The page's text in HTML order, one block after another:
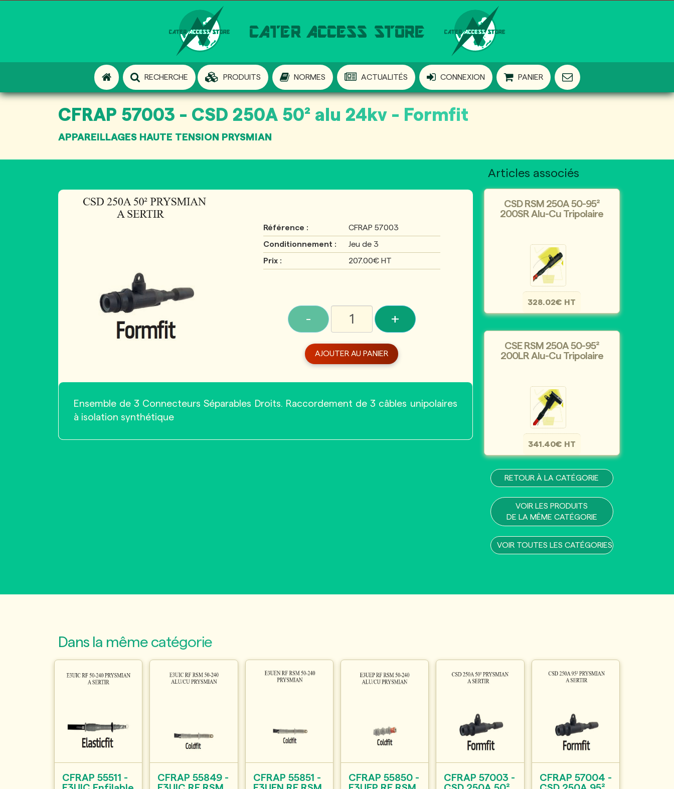
RECHERCHE PRODUITS NORMES ACTUALITÉS CONNEXION PANIER
CFRAP 57003 - CSD 250A 50² alu 24kv - Formfit
APPAREILLAGES HAUTE TENSION PRYSMIAN
Référence : CFRAP 57003
Conditionnement : Jeu de 3
Prix : 207.00€ HT
- +
AJOUTER AU PANIER
Ensemble de 3 Connecteurs Séparables Droits. Raccordement de 3 câbles unipolaires
à isolation synthétique
Articles associés
CSD RSM 250A 50-95²
200SR Alu-Cu Tripolaire
328.02€ HT
CSE RSM 250A 50-95²
200LR Alu-Cu Tripolaire
341.40€ HT
RETOUR À LA CATÉGORIE
VOIR LES PRODUITS
DE LA MÊME CATÉGORIE
VOIR TOUTES LES CATÉGORIES
Dans la même catégorie
CFRAP 55511 -
CFRAP 55849 -
CFRAP 55851 -
CFRAP 55850 -
CFRAP 57003 -
CFRAP 57004 -